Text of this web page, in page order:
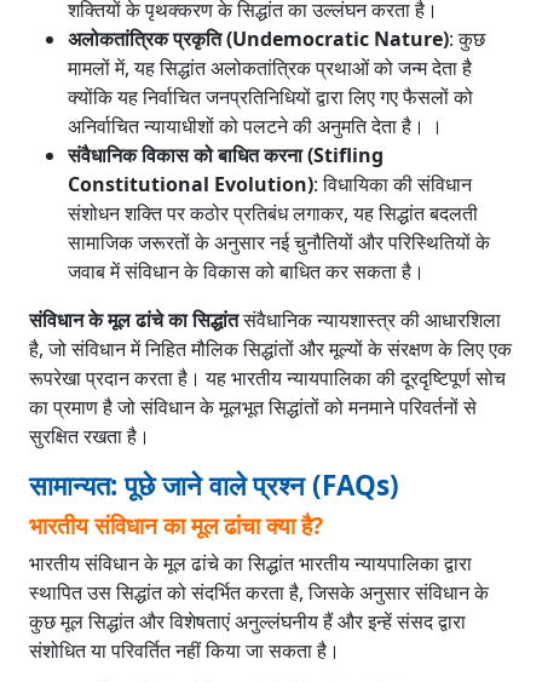
शक्तियों के पृथक्करण के सिद्धांत का उल्लंघन करता है।
अलोकतांत्रिक प्रकृति (Undemocratic Nature): कुछ
मामलों में, यह सिद्धांत अलोकतांत्रिक प्रथाओं को जन्म देता है
क्योंकि यह निर्वाचित जनप्रतिनिधियों द्वारा लिए गए फैसलों को
अनिर्वाचित न्यायाधीशों को पलटने की अनुमति देता है। ।
संवैधानिक विकास को बाधित करना (Stifling
Constitutional Evolution): विधायिका की संविधान
संशोधन शक्ति पर कठोर प्रतिबंध लगाकर, यह सिद्धांत बदलती
सामाजिक जरूरतों के अनुसार नई चुनौतियों और परिस्थितियों के
जवाब में संविधान के विकास को बाधित कर सकता है।
संविधान के मूल ढांचे का सिद्धांतसंवैधानिक न्यायशास्त्र की आधारशिला
है, जो संविधान में निहित मौलिक सिद्धांतों और मूल्यों के संरक्षण के लिए एक
रूपरेखा प्रदान करता है। यह भारतीय न्यायपालिका की दूरदृष्टिपूर्ण सोच
का प्रमाण है जो संविधान के मूलभूत सिद्धांतों को मनमाने परिवर्तनों से
सुरक्षित रखता है।
सामान्यत: पूछे जाने वाले प्रश्न (FAQs)
भारतीय संविधान का मूल ढांचा क्या है?
भारतीय संविधान के मूल ढांचे का सिद्धांत भारतीय न्यायपालिका द्वारा
स्थापित उस सिद्धांत को संदर्भित करता है, जिसके अनुसार संविधान के
कुछ मूल सिद्धांत और विशेषताएं अनुल्लंघनीय हैं और इन्हें संसद द्वारा
संशोधित या परिवर्तित नहीं किया जा सकता है।